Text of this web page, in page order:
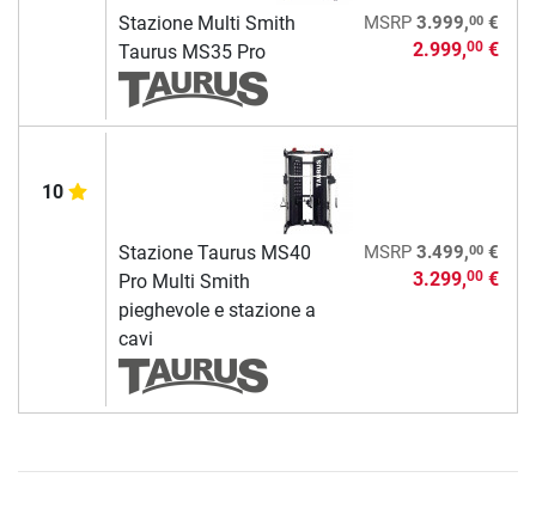
Stazione Multi Smith
Taurus MS35 Pro
MSRP 3.999,00€
2.999,00€
10
Stazione Taurus MS40
Pro Multi Smith
pieghevole e stazione a
cavi
MSRP 3.499,00€
3.299,00€